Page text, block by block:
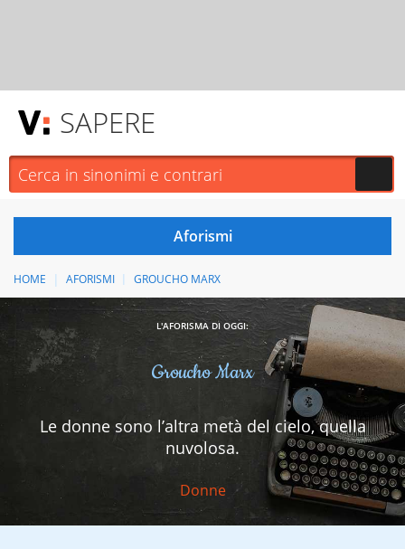
SAPERE
HOME AFORISMI GROUCHO MARX
L'AFORISMA DI OGGI:
Groucho Marx
Le donne sono l’altra metà del cielo, quella
nuvolosa.
Donne